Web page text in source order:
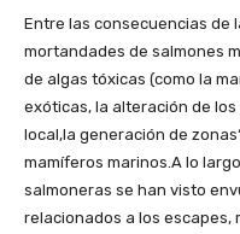
Entre las consecuencias de
mortandades de salmones
de algas tóxicas (como la
exóticas, la alteración de
local,la generación de
mamíferos marinos.A lo
salmoneras se han visto
relacionados a los escapes,